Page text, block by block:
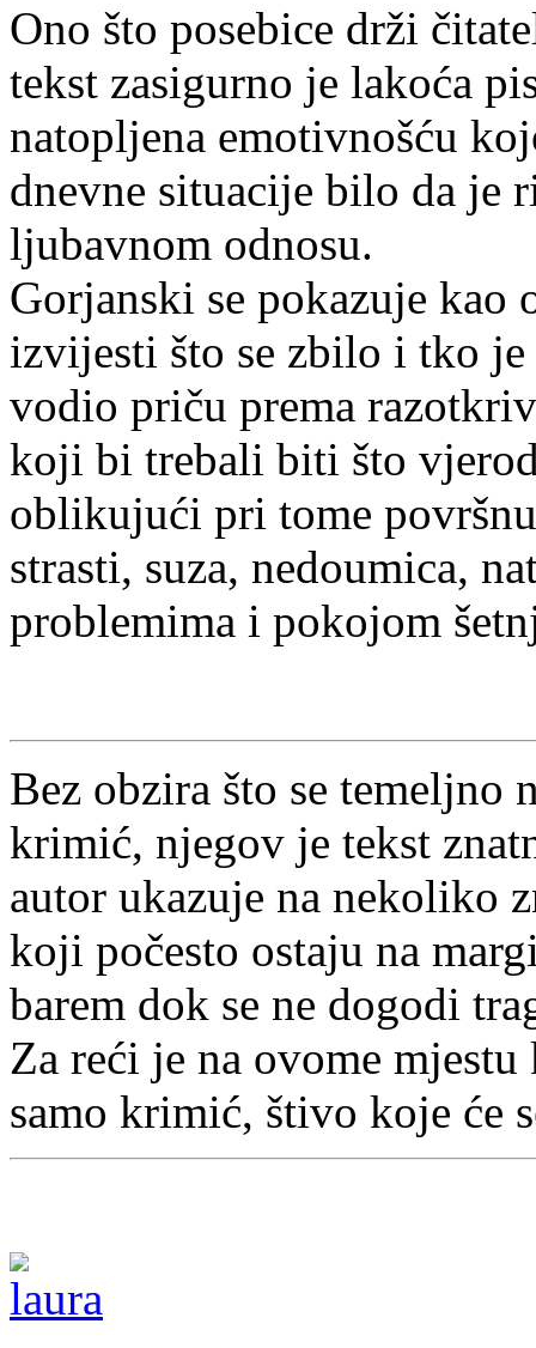
Ono što posebice drži
tekst zasigurno je lakoća
natopljena emotivnošću
dnevne situacije bilo da
ljubavnom odnosu.
Gorjanski se pokazuje kao
izvijesti što se zbilo i tko
vodio priču prema
koji bi trebali biti što
oblikujući pri tome
strasti, suza, nedoumica,
problemima i pokojom
Bez obzira što se temeljno
krimić, njegov je tekst
autor ukazuje na nekoliko
koji počesto ostaju na
barem dok se ne dogodi
Za reći je na ovome
samo krimić, štivo koje će